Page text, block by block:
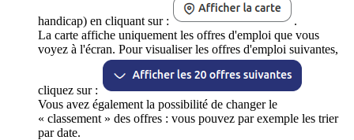
handicap) en cliquant sur :
.
La carte affiche uniquement les offres d'emploi que vous
voyez à l'écran. Pour visualiser les offres d'emploi suivantes,
cliquez sur :
Vous avez également la possibilité de changer le
« classement » des offres : vous pouvez par exemple les trier
par date.